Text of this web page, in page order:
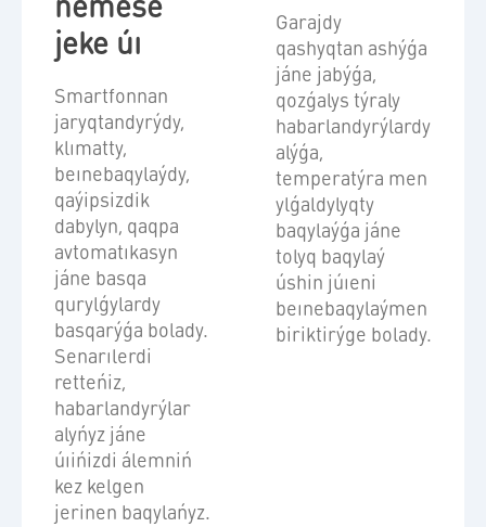
jeke úı
Smartfonnan
jaryqtandyrýdy,
klımatty,
beınebaqylaýdy,
qaýipsizdik
dabylyn, qaqpa
avtomatıkasyn
jáne basqa
qurylǵylardy
basqarýǵa bolady.
Senarılerdi
retteńiz,
habarlandyrýlar
alyńyz jáne
úıińizdi álemniń
kez kelgen
jerinen baqylańyz.
Garajdy
qashyqtan ashýǵa
jáne jabýǵa,
qozǵalys týraly
habarlandyrýlardy
alýǵa,
temperatýra men
ylǵaldylyqty
baqylaýǵa jáne
tolyq baqylaý
úshin júıeni
beınebaqylaýmen
biriktirýge bolady.